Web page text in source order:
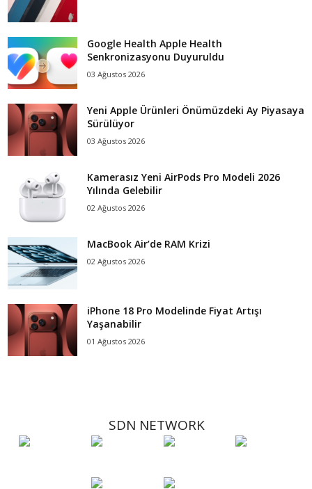
Google Health Apple Health
Senkronizasyonu Duyuruldu
03 Ağustos 2026
Yeni Apple Ürünleri Önümüzdeki Ay Piyasaya
Sürülüyor
03 Ağustos 2026
Kamerasız Yeni AirPods Pro Modeli 2026
Yılında Gelebilir
02 Ağustos 2026
MacBook Air’de RAM Krizi
02 Ağustos 2026
iPhone 18 Pro Modelinde Fiyat Artışı
Yaşanabilir
01 Ağustos 2026
SDN NETWORK